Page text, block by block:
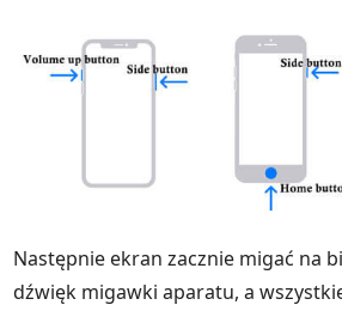
Następnie ekran zacznie migać na
dźwięk migawki aparatu, a